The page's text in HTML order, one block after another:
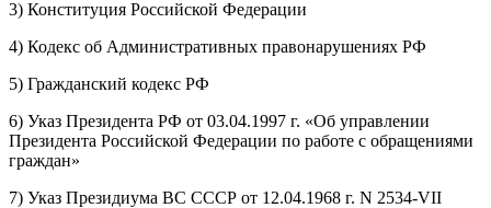
3) Конституция Российской Федерации
4) Кодекс об Административных правонарушениях РФ
5) Гражданский кодекс РФ
6) Указ Президента РФ от 03.04.1997 г. «Об управлении
Президента Российской Федерации по работе с обращениями
граждан»
7) Указ Президиума ВС СССР от 12.04.1968 г. N 2534-VII